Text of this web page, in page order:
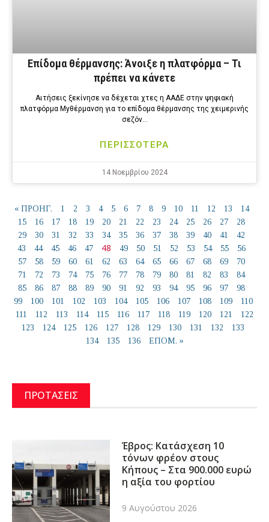
Επίδομα θέρμανσης: Άνοιξε η πλατφόρμα – Τι
πρέπει να κάνετε
Αιτήσεις ξεκίνησε να δέχεται χτες η ΑΑΔΕ στην ψηφιακή
πλατφόρμα Myθέρμανση για το επίδομα θέρμανσης της χειμερινής
σεζόν…
ΠΕΡΙΣΣΟΤΕΡΑ
14 Νοεμβρίου 2024
« ΠΡΟΗΓ. 1 2 3 4 5 6 7 8 9 10 11 12 13
14
15
16 17 18 19 20 21 22 23 24 25 26 27
28
29
30 31 32 33 34 35 36 37 38 39 40 41
42
43
44 45 46 47 48 49 50 51 52 53 54 55
56
57
58 59 60 61 62 63 64 65 66 67 68 69
70
71
72 73 74 75 76 77 78 79 80 81 82 83
84
85
86 87 88 89 90 91 92 93 94 95 96 97
98
99
100 101 102 103 104 105 106 107 108 109
110
111
112 113 114 115 116 117 118 119 120 121
122
123
124 125 126 127 128 129 130 131 132
133
134
135 136 ΕΠΟΜ. »
ΠΡΟΤΑΣΕΙΣ
Έβρος: Κατάσχεση 10
τόνων φρέον στους
Κήπους – Στα 900.000 ευρώ
η αξία του φορτίου
9 Αυγούστου 2026